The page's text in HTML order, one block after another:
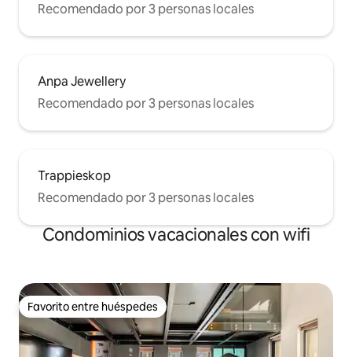
Recomendado por 3 personas locales
Anpa Jewellery
Recomendado por 3 personas locales
Trappieskop
Recomendado por 3 personas locales
Condominios vacacionales con wifi
Favorito entre huéspedes
Favorito entre huéspedes